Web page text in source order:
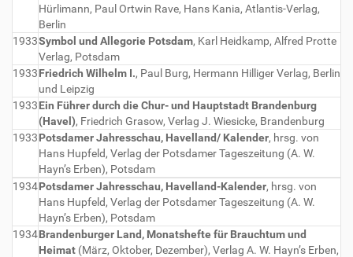
Hürlimann, Paul Ortwin Rave, Hans Kania, Atlantis-Verlag,
Berlin
1933Symbol und Allegorie Potsdam, Karl Heidkamp, Alfred Protte
Verlag, Potsdam
1933Friedrich Wilhelm I., Paul Burg, Hermann Hilliger Verlag, Berlin
und Leipzig
1933Ein Führer durch die Chur- und Hauptstadt Brandenburg
(Havel), Friedrich Grasow, Verlag J. Wiesicke, Brandenburg
1933Potsdamer Jahresschau, Havelland/ Kalender, hrsg. von
Hans Hupfeld, Verlag der Potsdamer Tageszeitung (A. W.
Hayn’s Erben), Potsdam
1934Potsdamer Jahresschau, Havelland-Kalender, hrsg. von
Hans Hupfeld, Verlag der Potsdamer Tageszeitung (A. W.
Hayn’s Erben), Potsdam
1934Brandenburger Land, Monatshefte für Brauchtum und
Heimat (März, Oktober, Dezember), Verlag A. W. Hayn’s Erben,